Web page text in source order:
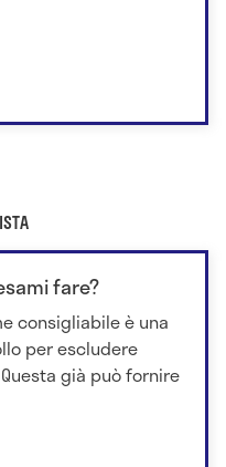
fare?
consigliabile è una
per escludere
già può fornire